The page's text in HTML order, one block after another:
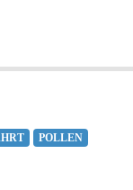
POLLEN